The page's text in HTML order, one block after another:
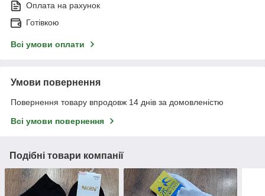
Оплата на рахунок
Готівкою
Всі умови оплати
Умови повернення
Повернення товару впродовж 14 днів за домовленістю
Всі умови повернення
Подібні товари компанії